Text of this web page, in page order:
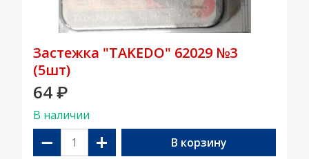
Застежка "TAKEDO" 62029 №3
(5шт)
64 ₽
В наличии
− + В корзину